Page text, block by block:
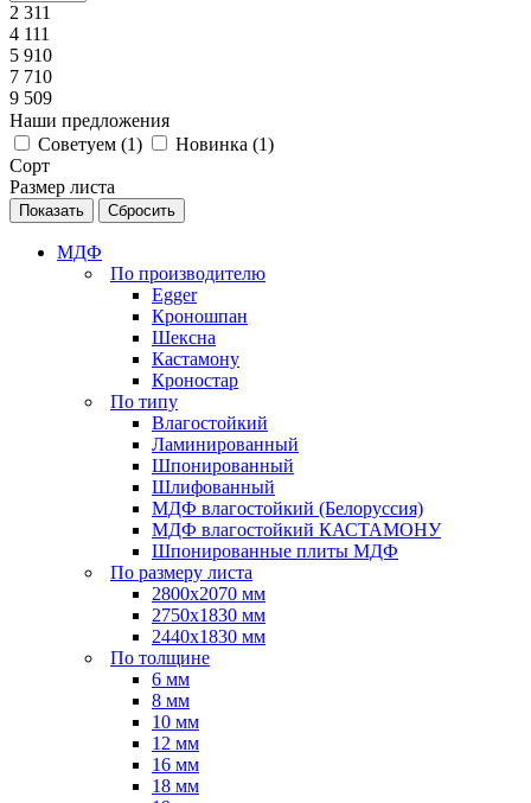
2 311
4 111
5 910
7 710
9 509
Наши предложения
Советуем (1) Новинка (1)
Сорт
Размер листа
Сбросить
МДФ
По производителю
Egger
Кроношпан
Шексна
Кастамону
Кроностар
По типу
Влагостойкий
Ламинированный
Шпонированный
Шлифованный
МДФ влагостойкий (Белоруссия)
МДФ влагостойкий КАСТАМОНУ
Шпонированные плиты МДФ
По размеру листа
2800х2070 мм
2750х1830 мм
2440х1830 мм
По толщине
6 мм
8 мм
10 мм
12 мм
16 мм
18 мм